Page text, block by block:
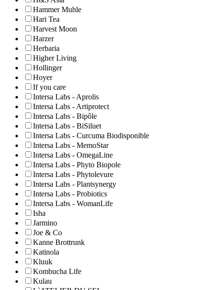
Hammer Muhle
Hari Tea
Harvest Moon
Harzer
Herbaria
Higher Living
Hollinger
Hoyer
If you care
Intersa Labs - Aprolis
Intersa Labs - Artiprotect
Intersa Labs - Bipôle
Intersa Labs - BiSiluet
Intersa Labs - Curcuma Biodisponible
Intersa Labs - MemoStar
Intersa Labs - OmegaLine
Intersa Labs - Phyto Biopole
Intersa Labs - Phytolevure
Intersa Labs - Plantsynergy
Intersa Labs - Probiotics
Intersa Labs - WomanLife
Isha
Jarmino
Joe & Co
Kanne Brottrunk
Katinola
Kluuk
Kombucha Life
Kulau